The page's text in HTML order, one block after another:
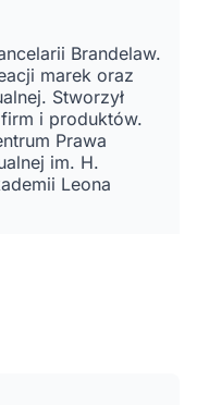
Brandelaw.
marek oraz
Stworzył
i produktów.
Prawa
im. H.
Leona